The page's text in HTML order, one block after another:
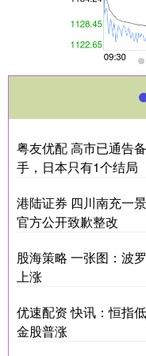
粤友优配 高市已通告
手，日本只有1个结局
港陆证券 四川南充一
官方公开致歉整改
股海策略 一张图：波
上涨
优速配资 快讯：恒指
金股普涨